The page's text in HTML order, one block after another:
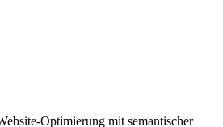
Optimierung mit semantischer